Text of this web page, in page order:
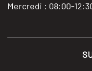
Mercredi : 08:00-